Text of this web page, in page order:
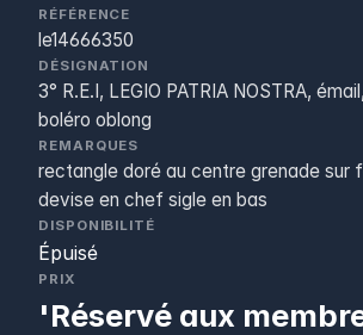
RÉFÉRENCE
le14666350
DÉSIGNATION
3° R.E.I, LEGIO PATRIA NOSTRA,
boléro oblong
REMARQUES
rectangle doré au centre grenade sur
devise en chef sigle en bas
DISPONIBILITÉ
Épuisé
PRIX
'Réservé aux